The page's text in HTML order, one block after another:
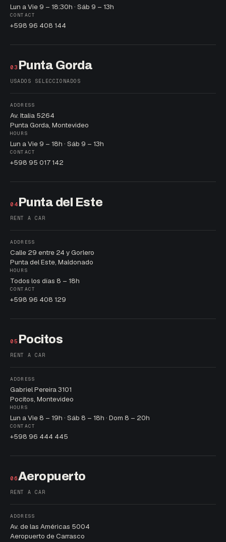
Lun a Vie 9 – 18:30h · Sáb 9 – 13h
CONTACT
+598 96 408 144
03 Punta Gorda
USADOS SELECCIONADOS
ADDRESS
Av. Italia 5264
Punta Gorda, Montevideo
HOURS
Lun a Vie 9 – 18h · Sáb 9 – 13h
CONTACT
+598 95 017 142
04 Punta del Este
RENT A CAR
ADDRESS
Calle 29 entre 24 y Gorlero
Punta del Este, Maldonado
HOURS
Todos los días 8 – 18h
CONTACT
+598 96 408 129
05 Pocitos
RENT A CAR
ADDRESS
Gabriel Pereira 3101
Pocitos, Montevideo
HOURS
Lun a Vie 8 – 19h · Sáb 8 – 18h · Dom 8 – 20h
CONTACT
+598 96 444 445
06Aeropuerto
RENT A CAR
ADDRESS
Av. de las Américas 5004
Aeropuerto de Carrasco